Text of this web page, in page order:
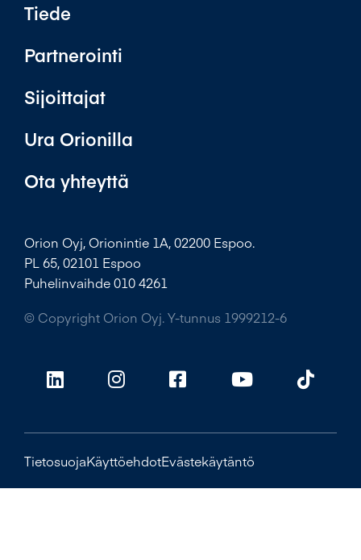
Tiede
Partnerointi
Sijoittajat
Ura Orionilla
Ota yhteyttä
Orion Oyj, Orionintie 1A, 02200 Espoo.
PL 65, 02101 Espoo
Puhelinvaihde 010 4261
© Copyright Orion Oyj. Y-tunnus 1999212-6
TietosuojaKäyttöehdotEvästekäytäntö